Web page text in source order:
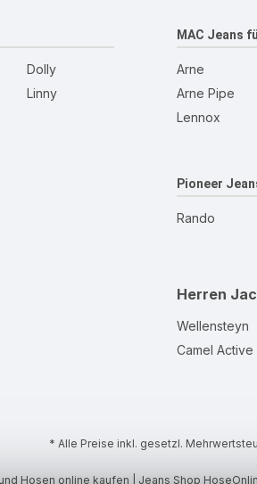
Dolly
Linny
MAC Jeans
Arne
Arne Pipe
Lennox
Pioneer
Rando
Herren
Wellensteyn
Camel Active
* Alle Preise inkl. gesetzl.
Hosen online kaufen | Jeans Shop